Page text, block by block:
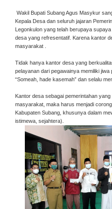
Wakil Bupati Subang Agus Masykur
Kepala Desa dan seluruh jajaran
Legonkulon yang telah berupaya
desa yang refresentatif. Karena kantor
masyarakat .
Tidak hanya kantor desa yang
pelayanan dari pegawainya memiliki
“Someah, hade kasemah” dan selalu
Kantor desa sebagai pemerintahan
masyarakat, maka harus menjadi
Kabupaten Subang, khusunya dalam
istimewa, sejahtera).